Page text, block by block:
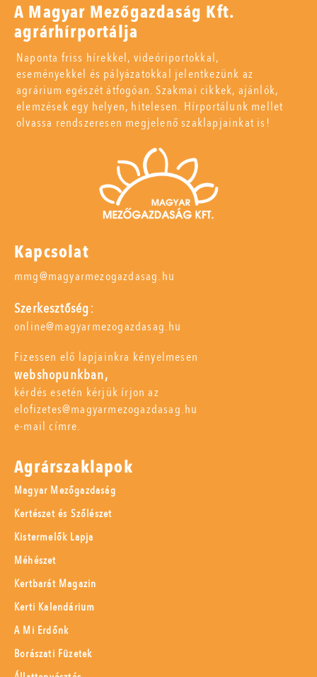
A Magyar Mezőgazdaság Kft.
agrárhírportálja
Naponta friss hírekkel, videóriportokkal,
eseményekkel és pályázatokkal jelentkezünk az
agrárium egészét átfogóan. Szakmai cikkek, ajánlók,
elemzések egy helyen, hitelesen. Hírportálunk mellet
olvassa rendszeresen megjelenő szaklapjainkat is!
Kapcsolat
mmg@magyarmezogazdasag.hu
Szerkesztőség:
online@magyarmezogazdasag.hu
Fizessen elő lapjainkra kényelmesen
webshopunkban,
kérdés esetén kérjük írjon az
elofizetes@magyarmezogazdasag.hu
e-mail címre.
Agrárszaklapok
Magyar Mezőgazdaság
Kertészet és Szőlészet
Kistermelők Lapja
Méhészet
Kertbarát Magazin
Kerti Kalendárium
A Mi Erdőnk
Borászati Füzetek